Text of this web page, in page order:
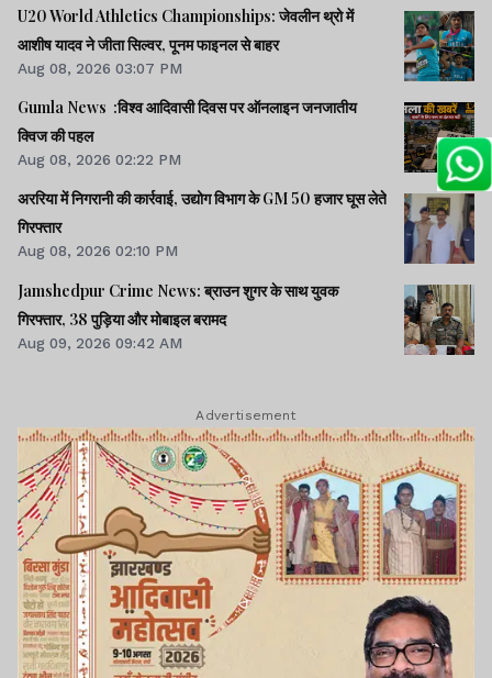
U20 World Athletics Championships: जेवलीन थ्रो में
आशीष यादव ने जीता सिल्वर, पूनम फाइनल से बाहर
Aug 08, 2026 03:07 PM
Gumla News :विश्व आदिवासी दिवस पर ऑनलाइन जनजातीय
क्विज की पहल
Aug 08, 2026 02:22 PM
अररिया में निगरानी की कार्रवाई, उद्योग विभाग के GM 50 हजार घूस लेते
गिरफ्तार
Aug 08, 2026 02:10 PM
Jamshedpur Crime News: ब्राउन शुगर के साथ युवक
गिरफ्तार, 38 पुड़िया और मोबाइल बरामद
Aug 09, 2026 09:42 AM
Advertisement